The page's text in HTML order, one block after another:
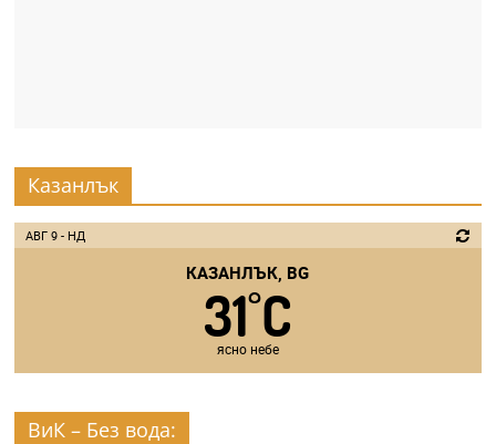
Казанлък
АВГ 9 - НД
КАЗАНЛЪК, BG
31°C
ясно небе
ВиК – Без вода: